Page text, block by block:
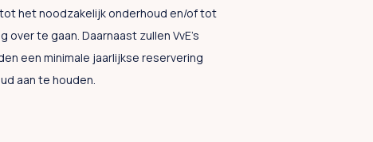
het noodzakelijk onderhoud en/of tot
over te gaan. Daarnaast zullen VvE’s
een minimale jaarlijkse reservering
aan te houden.